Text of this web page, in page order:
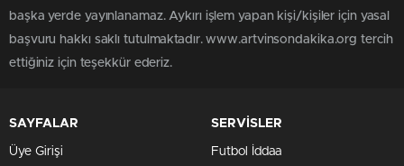
başka yerde yayınlanamaz. Aykırı işlem yapan kişi/kişiler için yasal
başvuru hakkı saklı tutulmaktadır. www.artvinsondakika.org tercih
ettiğiniz için teşekkür ederiz.
SAYFALAR
Üye Girişi
SERVİSLER
Futbol İddaa